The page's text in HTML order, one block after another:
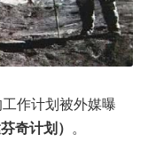
作计划被外媒曝
奇计划） 。